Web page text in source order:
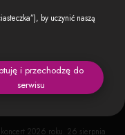
2026 roku. 26 sierpnia
by uczynić naszą
i przechodzę do
serwisu